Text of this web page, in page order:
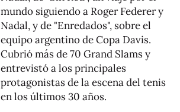
mundo siguiendo a Roger Federer y
Nadal, y de "Enredados", sobre el
equipo argentino de Copa Davis.
Cubrió más de 70 Grand Slams y
entrevistó a los principales
protagonistas de la escena del tenis
en los últimos 30 años.